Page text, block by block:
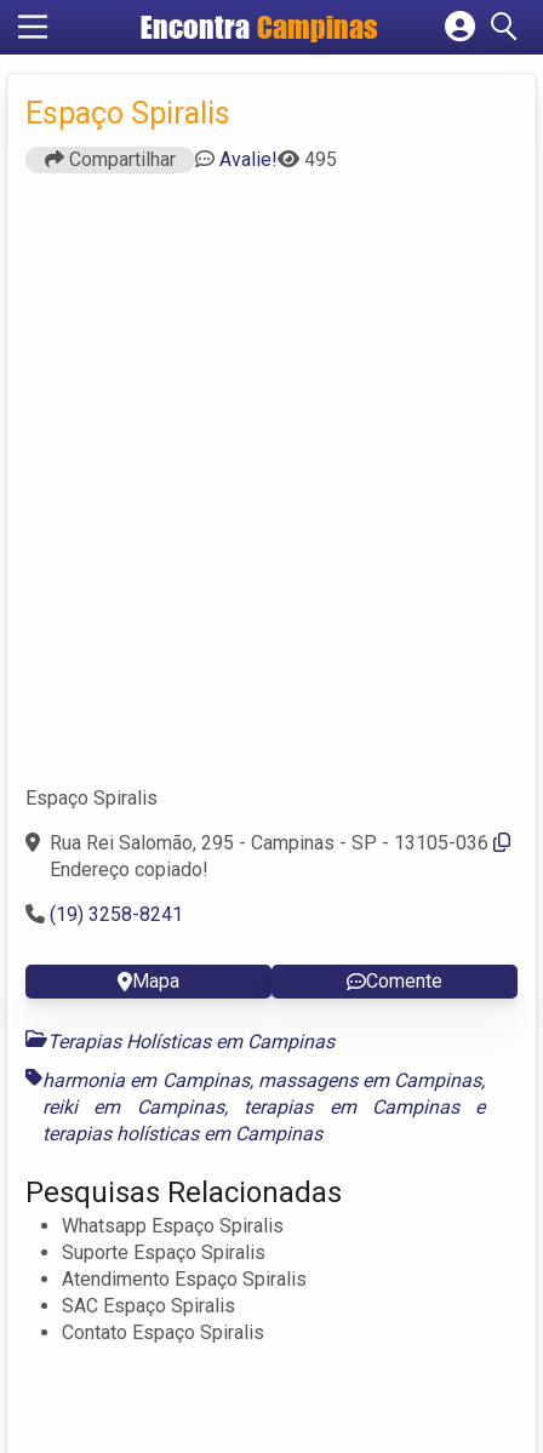
Encontra Campinas
Cadastrar empresa
Espaço Spiralis
Compartilhar Avalie! 495
Espaço Spiralis
Rua Rei Salomão, 295 - Campinas - SP - 13105-036
Endereço copiado!
(19) 3258-8241
Mapa Comente
Terapias Holísticas em Campinas
harmonia em Campinas, massagens em Campinas,
reiki em Campinas, terapias em Campinase
terapias holísticas em Campinas
Pesquisas Relacionadas
Whatsapp Espaço Spiralis
Suporte Espaço Spiralis
Atendimento Espaço Spiralis
SAC Espaço Spiralis
Contato Espaço Spiralis